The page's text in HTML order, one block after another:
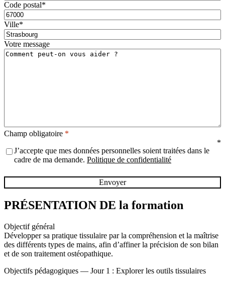
Code postal*
Ville*
Votre message
Champ obligatoire *
J’accepte que mes données personnelles soient traitées dans le
cadre de ma demande. Politique de confidentialité
*
Envoyer
PRÉSENTATION DE la formation
Objectif général
Développer sa pratique tissulaire par la compréhension et la maîtrise
des différents types de mains, afin d’affiner la précision de son bilan
et de son traitement ostéopathique.
Objectifs pédagogiques — Jour 1 : Explorer les outils tissulaires